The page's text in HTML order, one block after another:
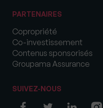
PARTENAIRES
Copropriété
Co-investissement
Contenus sponsorisés
Groupama Assurance
SUIVEZ-NOUS